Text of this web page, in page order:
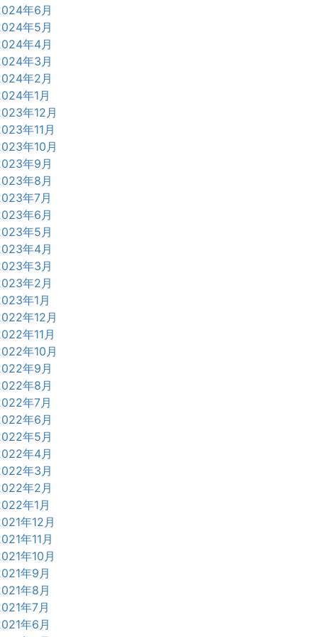
年6月
年5月
年4月
年3月
年2月
年1月
年12月
年11月
年10月
年9月
年8月
年7月
年6月
年5月
年4月
年3月
年2月
年1月
年12月
年11月
年10月
年9月
年8月
年7月
年6月
年5月
年4月
年3月
年2月
年1月
年12月
年11月
年10月
年9月
年8月
年7月
年6月